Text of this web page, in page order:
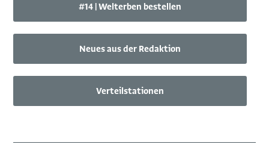
#14 | Welterben bestellen
Neues aus der Redaktion
Verteilstationen